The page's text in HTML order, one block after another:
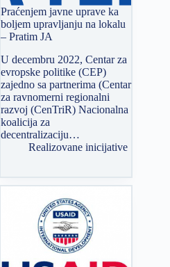
Praćenjem javne uprave ka
boljem upravljanju na lokalu
– Pratim JA
U decembru 2022, Centar za
evropske politike (CEP)
zajedno sa partnerima (Centar
za ravnomerni regionalni
razvoj (CenTriR) Nacionalna
koalicija za
decentralizaciju…
Realizovane inicijative